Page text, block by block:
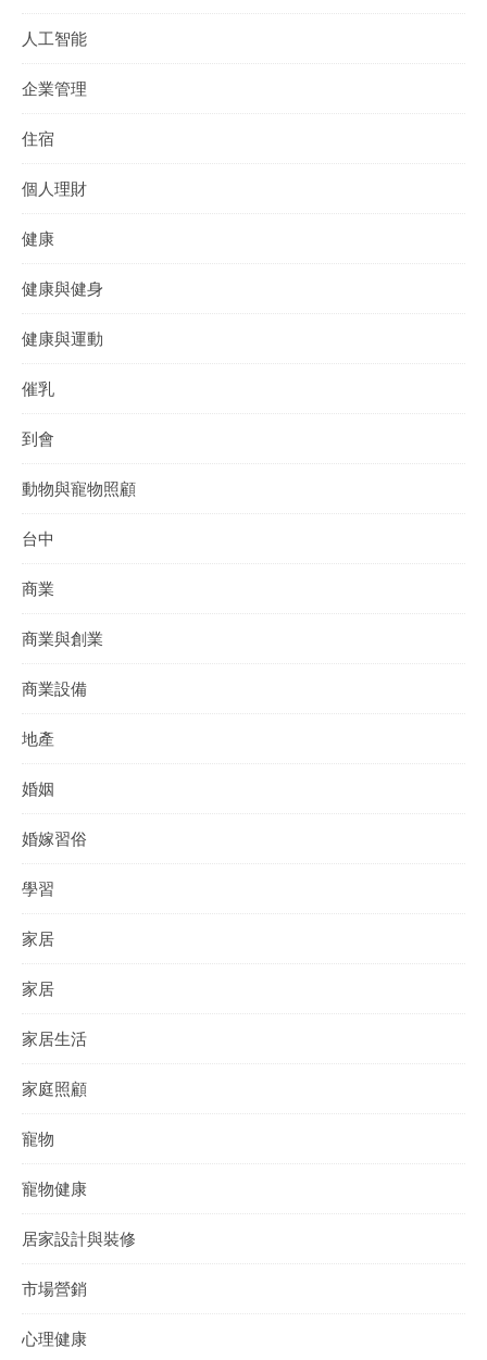
人工智能
企業管理
住宿
個人理財
健康
健康與健身
健康與運動
催乳
到會
動物與寵物照顧
台中
商業
商業與創業
商業設備
地產
婚姻
婚嫁習俗
學習
家居
家居
家居生活
家庭照顧
寵物
寵物健康
居家設計與裝修
市場營銷
心理健康